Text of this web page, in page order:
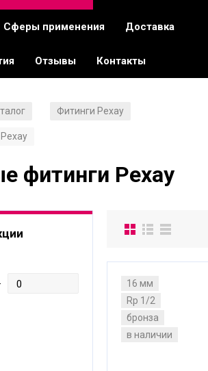
Сферы применения Доставка
Отзывы Контакты
Фитинги Рехау
фитинги Рехау
16 мм
Rp 1/2
бронза
в наличии